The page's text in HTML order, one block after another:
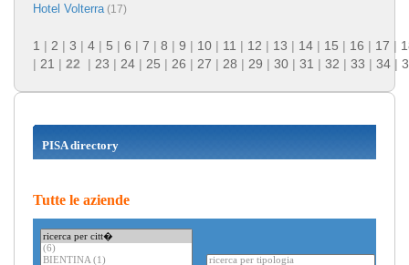
Hotel Volterra(17)
1 | 2 | 3 | 4 | 5 | 6 | 7 | 8 | 9 | 10 | 11 | 12 | 13 | 14 | 15 | 16 | 17 |
| 21 | 22 | 23 | 24 | 25 | 26 | 27 | 28 | 29 | 30 | 31 | 32 | 33 | 34 |
PISA directory
Tutte le aziende